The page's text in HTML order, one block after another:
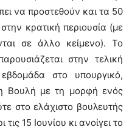
να προστεθούν και τα 50
κρατική περιουσία (με
σε άλλο κείμενο). Το
στην τελική
στο υπουργικό,
Βουλή με τη μορφή ενός
στο ελάχιστο βουλευτής
15 Ιουνίου κι ανοίγει το